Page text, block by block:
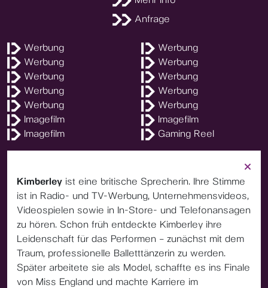
Kimberley ist eine britische Sprecherin. Ihre Stimme
ist in Radio- und TV-Werbung, Unternehmensvideos,
Videospielen sowie in In-Store- und Telefonansagen
zu hören. Schon früh entdeckte Kimberley ihre
Leidenschaft für das Performen – zunächst mit dem
Traum, professionelle Balletttänzerin zu werden.
Später arbeitete sie als Model, schaffte es ins Finale
von Miss England und machte Karriere im
Anfrage
Werbung
Werbung
Werbung
Werbung
Werbung
Werbung
Werbung
Werbung
Werbung
Werbung
Imagefilm
Imagefilm
Imagefilm
Gaming Reel